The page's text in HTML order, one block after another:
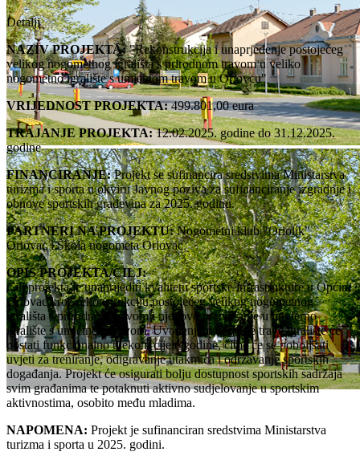
Detalji
NAZIV PROJEKTA:"Rekonstrukcija i unaprjeđenje postojećeg
velikog nogometnog igrališta s prirodnom travom u veliko
nogometno igralište s umjetnom travom u Oriovcu"
VRIJEDNOST PROJEKTA:499.801,00 eura
TRAJANJE PROJEKTA:12.02.2025. godine do 31.12.2025.
godine
FINANCIRANJE:Projekt se sufinancira sredstvima Ministarstva
turizma i sporta u okviru Javnog poziva za sufinanciranje izgradnje i
obnove sportskih građevina za 2025. godinu.
PARTNERI NA PROJEKTU:Nogometni klub "Oriolik"
Oriovac i Škola nogometa Oriovac
OPIS PROJEKTA/CILJ:
Cilj projekta je unaprijediti kvalitetu sportske infrastrukture u Općini
Oriovac kroz rekonstrukciju postojećeg velikog nogometnog
igrališta s prirodnom travom i njegovo pretvaranje u moderno
igralište s umjetnom travom. Uvođenjem umjetne trave igralište će
postati funkcionalno tijekom cijele godine, čime će se poboljšati
uvjeti za treniranje, odigravanje utakmica i održavanje sportskih
događanja. Projekt će osigurati bolju dostupnost sportskih sadržaja
svim građanima te potaknuti aktivno sudjelovanje u sportskim
aktivnostima, osobito među mladima.
NAPOMENA: Projekt je sufinanciran sredstvima Ministarstva
turizma i sporta u 2025. godini.